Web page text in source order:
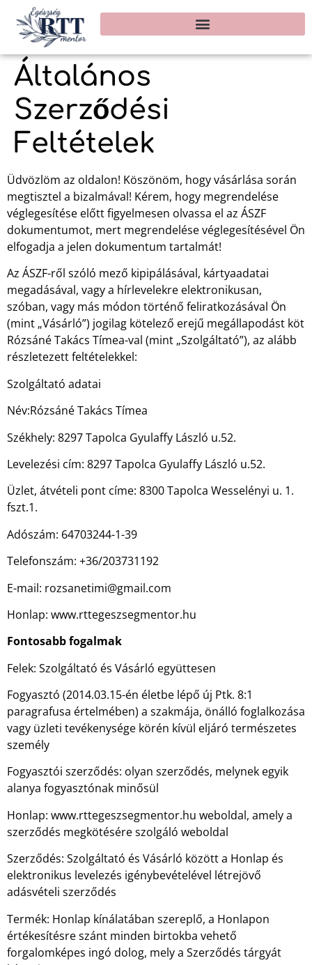
Általános
Szerződési
Feltételek
Üdvözlöm az oldalon! Köszönöm, hogy vásárlása során
megtisztel a bizalmával! Kérem, hogy megrendelése
véglegesítése előtt figyelmesen olvassa el az ÁSZF
dokumentumot, mert megrendelése véglegesítésével Ön
elfogadja a jelen dokumentum tartalmát!
Az ÁSZF-ről szóló mező kipipálásával, kártyaadatai
megadásával, vagy a hírlevelekre elektronikusan,
szóban, vagy más módon történő feliratkozásával Ön
(mint „Vásárló”) jogilag kötelező erejű megállapodást köt
Rózsáné Takács Tímea-val (mint „Szolgáltató”), az alább
részletezett feltételekkel:
Szolgáltató adatai
Név:Rózsáné Takács Tímea
Székhely: 8297 Tapolca Gyulaffy László u.52.
Levelezési cím: 8297 Tapolca Gyulaffy László u.52.
Üzlet, átvételi pont címe: 8300 Tapolca Wesselényi u. 1.
fszt.1.
Adószám: 64703244-1-39
Telefonszám: +36/203731192
E-mail: rozsanetimi@gmail.com
Honlap: www.rttegeszsegmentor.hu
Fontosabb fogalmak
Felek: Szolgáltató és Vásárló együttesen
Fogyasztó (2014.03.15-én életbe lépő új Ptk. 8:1
paragrafusa értelmében) a szakmája, önálló foglalkozása
vagy üzleti tevékenysége körén kívül eljáró természetes
személy
Fogyasztói szerződés: olyan szerződés, melynek egyik
alanya fogyasztónak minősül
Honlap: www.rttegeszsegmentor.hu weboldal, amely a
szerződés megkötésére szolgáló weboldal
Szerződés: Szolgáltató és Vásárló között a Honlap és
elektronikus levelezés igénybevételével létrejövő
adásvételi szerződés
Termék: Honlap kínálatában szereplő, a Honlapon
értékesítésre szánt minden birtokba vehető
forgalomképes ingó dolog, mely a Szerződés tárgyát